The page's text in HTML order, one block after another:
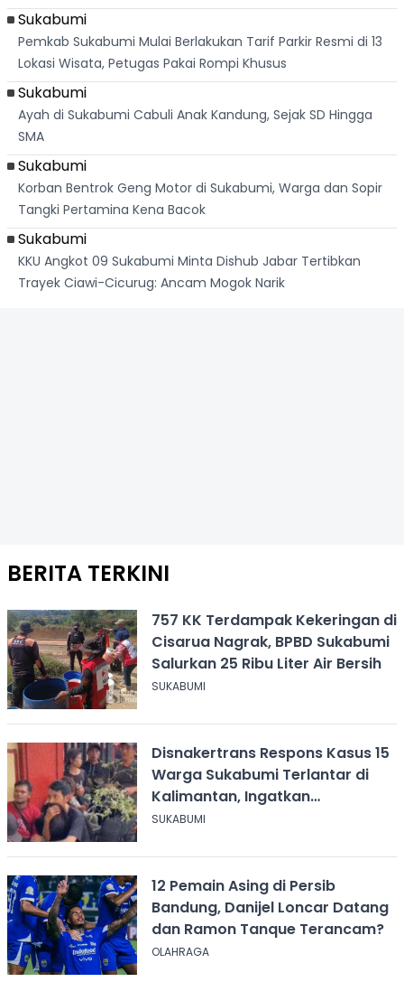
Sukabumi
Pemkab Sukabumi Mulai Berlakukan Tarif Parkir Resmi di 13
Lokasi Wisata, Petugas Pakai Rompi Khusus
Sukabumi
Ayah di Sukabumi Cabuli Anak Kandung, Sejak SD Hingga
SMA
Sukabumi
Korban Bentrok Geng Motor di Sukabumi, Warga dan Sopir
Tangki Pertamina Kena Bacok
Sukabumi
KKU Angkot 09 Sukabumi Minta Dishub Jabar Tertibkan
Trayek Ciawi-Cicurug: Ancam Mogok Narik
BERITA TERKINI
757 KK Terdampak Kekeringan di
Cisarua Nagrak, BPBD Sukabumi
Salurkan 25 Ribu Liter Air Bersih
SUKABUMI
Disnakertrans Respons Kasus 15
Warga Sukabumi Terlantar di
Kalimantan, Ingatkan
Pentingnya Perjanjian Kerja
SUKABUMI
12 Pemain Asing di Persib
Bandung, Danijel Loncar Datang
dan Ramon Tanque Terancam?
OLAHRAGA